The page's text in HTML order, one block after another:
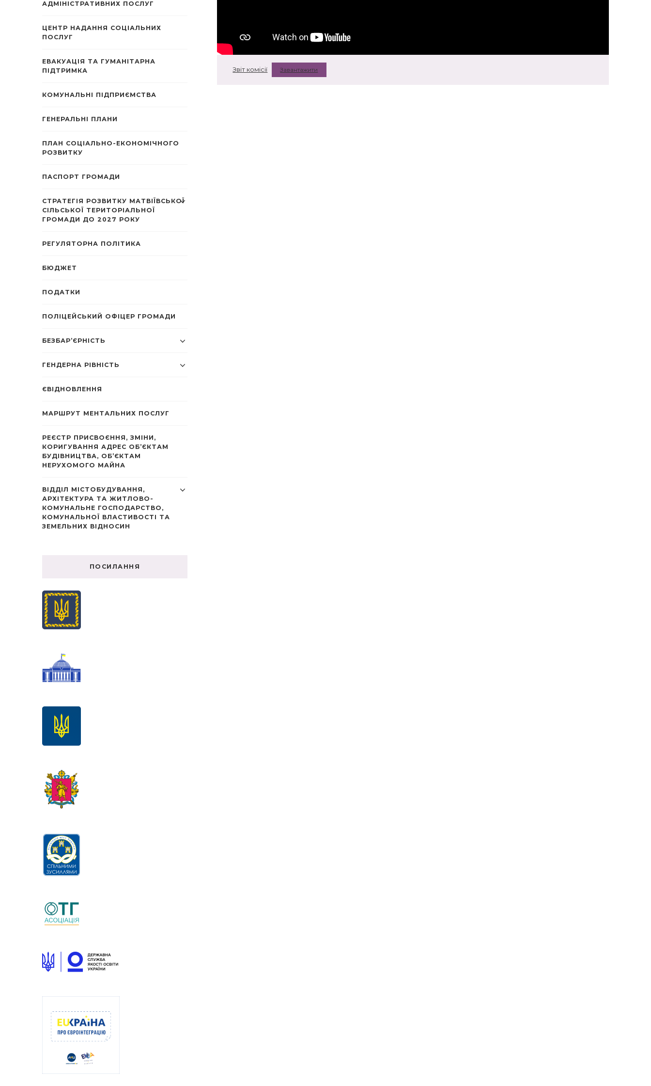
Звіт комісії Завантажити
АДМІНІСТРАТИВНИХ ПОСЛУГ
ЦЕНТР НАДАННЯ СОЦІАЛЬНИХ
ПОСЛУГ
ЕВАКУАЦІЯ ТА ГУМАНІТАРНА
ПІДТРИМКА
КОМУНАЛЬНІ ПІДПРИЄМСТВА
ГЕНЕРАЛЬНІ ПЛАНИ
ПЛАН СОЦІАЛЬНО-ЕКОНОМІЧНОГО
РОЗВИТКУ
ПАСПОРТ ГРОМАДИ
СТРАТЕГІЯ РОЗВИТКУ МАТВІЇВСЬКОЇ
СІЛЬСЬКОЇ ТЕРИТОРІАЛЬНОЇ
ГРОМАДИ ДО 2027 РОКУ
РЕГУЛЯТОРНА ПОЛІТИКА
БЮДЖЕТ
ПОДАТКИ
ПОЛІЦЕЙСЬКИЙ ОФІЦЕР ГРОМАДИ
БЕЗБАР’ЄРНІСТЬ
ГЕНДЕРНА РІВНІСТЬ
ЄВІДНОВЛЕННЯ
МАРШРУТ МЕНТАЛЬНИХ ПОСЛУГ
РЕЄСТР ПРИСВОЄННЯ, ЗМІНИ,
КОРИГУВАННЯ АДРЕС ОБ’ЄКТАМ
БУДІВНИЦТВА, ОБ’ЄКТАМ
НЕРУХОМОГО МАЙНА
ВІДДІЛ МІСТОБУДУВАННЯ,
АРХІТЕКТУРА ТА ЖИТЛОВО-
КОМУНАЛЬНЕ ГОСПОДАРСТВО,
КОМУНАЛЬНОЇ ВЛАСТИВОСТІ ТА
ЗЕМЕЛЬНИХ ВІДНОСИН
ПОСИЛАННЯ